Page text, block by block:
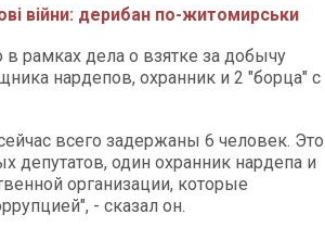
війни: дерибан по-житомирськи
рамках дела о взятке за добычу
нардепов, охранник и 2 "борца" с
всего задержаны 6 человек. Это
депутатов, один охранник нардепа и
организации, которые
- сказал он.